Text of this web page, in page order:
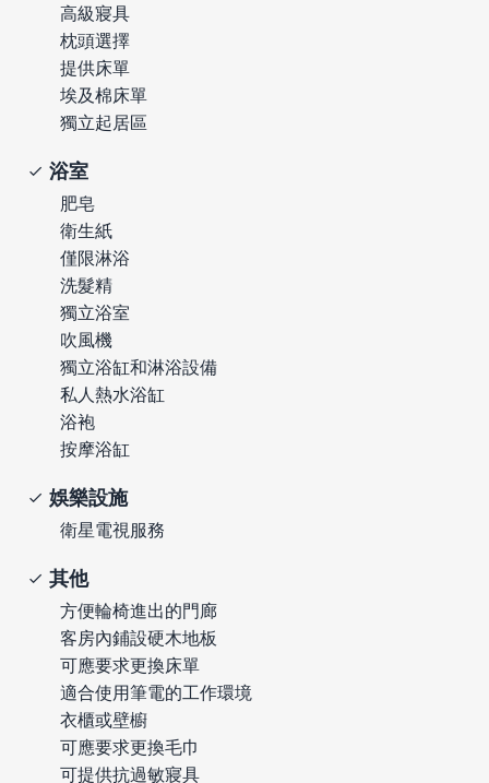
高級寢具
枕頭選擇
提供床單
埃及棉床單
獨立起居區
浴室
肥皂
衛生紙
僅限淋浴
洗髮精
獨立浴室
吹風機
獨立浴缸和淋浴設備
私人熱水浴缸
浴袍
按摩浴缸
娛樂設施
衛星電視服務
其他
方便輪椅進出的門廊
客房內鋪設硬木地板
可應要求更換床單
適合使用筆電的工作環境
衣櫃或壁櫥
可應要求更換毛巾
可提供抗過敏寢具